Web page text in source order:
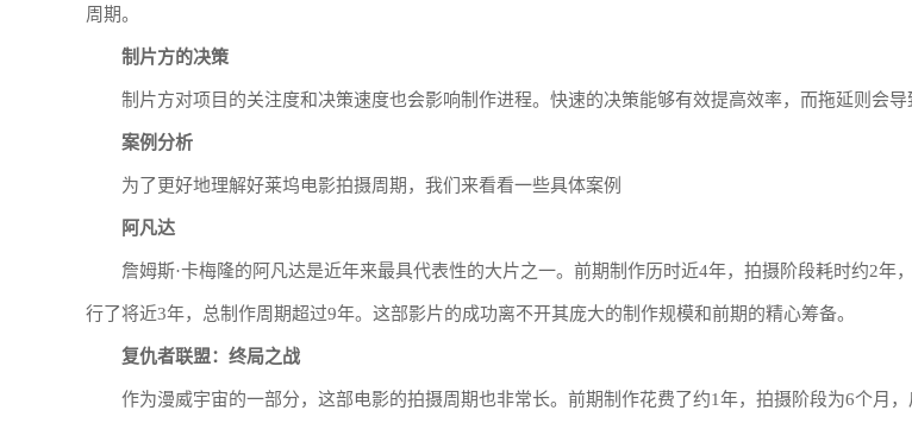
周期。
制片方的决策
制片方对项目的关注度和决策速度也会影响制作进程。快速的决策能够有效提高效率，而拖延则会导
案例分析
为了更好地理解好莱坞电影拍摄周期，我们来看看一些具体案例
阿凡达
詹姆斯·卡梅隆的阿凡达是近年来最具代表性的大片之一。前期制作历时近4年，拍摄阶段耗时约2年
行了将近3年，总制作周期超过9年。这部影片的成功离不开其庞大的制作规模和前期的精心筹备。
复仇者联盟：终局之战
作为漫威宇宙的一部分，这部电影的拍摄周期也非常长。前期制作花费了约1年，拍摄阶段为6个月